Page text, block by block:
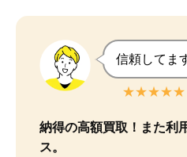
信頼してま
★★★★★
納得の高額買取！また利
ス。